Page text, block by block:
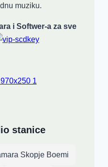
muziku.
i Softwer-a za sve
stanice
Skopje Boemi